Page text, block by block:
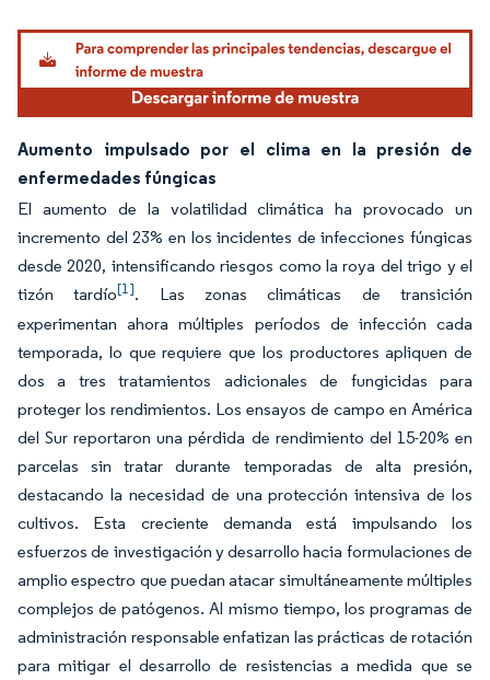
Aumento impulsado por el clima en la presión de
enfermedades fúngicas
El aumento de la volatilidad climática ha provocado un
incremento del 23% en los incidentes de infecciones fúngicas
desde 2020, intensificando riesgos como la roya del trigo y el
tizón tardío[1]. Las zonas climáticas de transición
experimentan ahora múltiples períodos de infección cada
temporada, lo que requiere que los productores apliquen de
dos a tres tratamientos adicionales de fungicidas para
proteger los rendimientos. Los ensayos de campo en América
del Sur reportaron una pérdida de rendimiento del 15-20% en
parcelas sin tratar durante temporadas de alta presión,
destacando la necesidad de una protección intensiva de los
cultivos. Esta creciente demanda está impulsando los
esfuerzos de investigación y desarrollo hacia formulaciones de
amplio espectro que puedan atacar simultáneamente múltiples
complejos de patógenos. Al mismo tiempo, los programas de
administración responsable enfatizan las prácticas de rotación
para mitigar el desarrollo de resistencias a medida que se